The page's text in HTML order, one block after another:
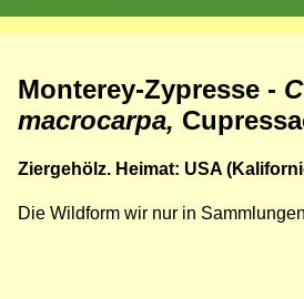
Monterey-Zypresse -
macrocarpa,
Ziergehölz. Heimat: USA
Die Wildform wir nur in